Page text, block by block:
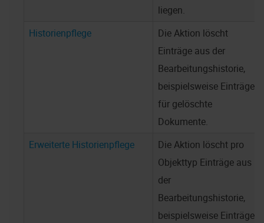
liegen.
Historienpflege
Die Aktion löscht
Einträge aus der
Bearbeitungshistorie,
beispielsweise Einträge
für gelöschte
Dokumente.
Erweiterte Historienpflege
Die Aktion löscht pro
Objekttyp Einträge aus
der
Bearbeitungshistorie,
beispielsweise Einträge